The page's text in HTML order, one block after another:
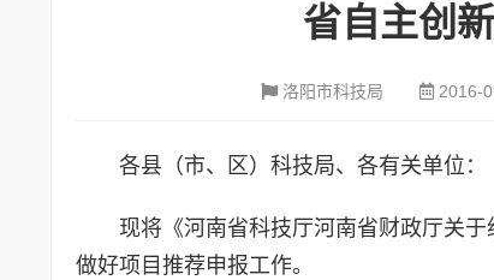
省自主创
洛阳市科技局 2016-
各县（市、区）科技局、各有关单位：
现将《河南省科技厅河南省财政厅关于
做好项目推荐申报工作。